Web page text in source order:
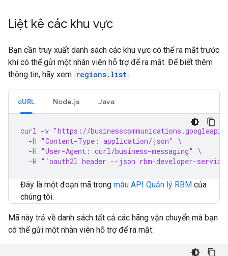
Liệt kê các khu vực
Bạn cần truy xuất danh sách các khu vực có thể ra mắt trước
khi có thể gửi một nhân viên hỗ trợ để ra mắt. Để biết thêm
thông tin, hãy xem regions.list .
cURL Node.js Java
curl -v "https://
  -H "Content-Type: application/json" \
  -H "User-Agent: curl/business-messaging" \
-H "`oauth2l header --json rbm-developer-
Đây là một đoạn mã trong mẫu API Quản lý RBM của
chúng tôi.
Mã này trả về danh sách tất cả các hãng vận chuyển mà bạn
có thể gửi một nhân viên hỗ trợ để ra mắt: